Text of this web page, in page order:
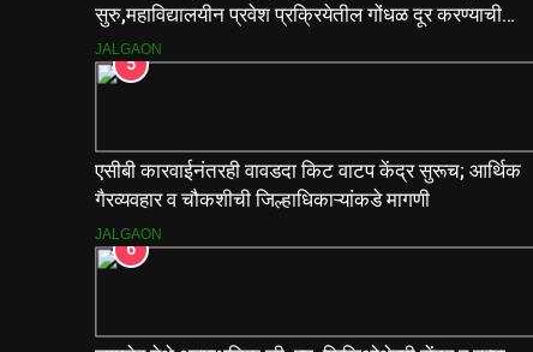
सुरु,महाविद्यालयीन प्रवेश प्रक्रियेतील गोंधळ दूर करण्याची
मागणी
JALGAON
5
एसीबी कारवाईनंतरही वावडदा किट वाटप केंद्र सुरूच; आर्थिक
गैरव्यवहार व चौकशीची जिल्हाधिकाऱ्यांकडे मागणी
JALGAON
6